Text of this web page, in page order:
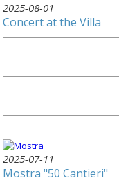
2025-08-01
Concert at the Villa
2025-07-11
Mostra "50 Cantieri"